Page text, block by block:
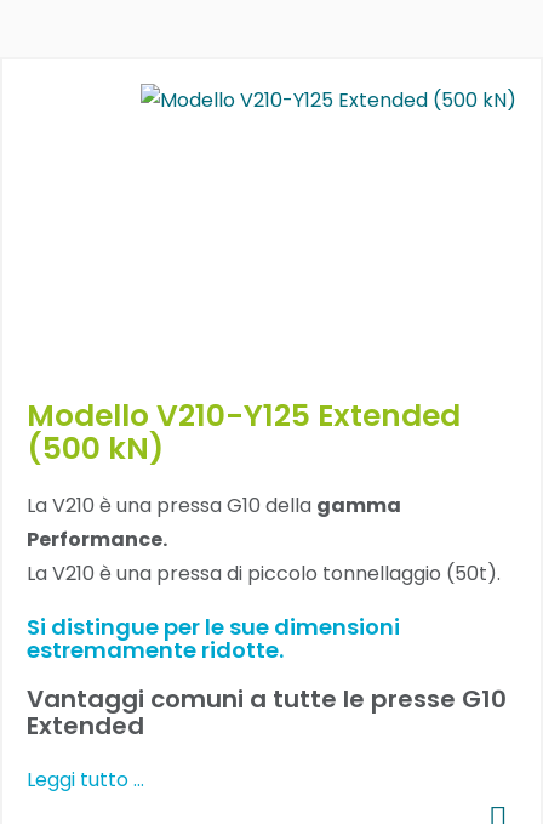
Modello V210-Y125 Extended
(500 kN)
La V210 è una pressa G10 della gamma
Performance.
La V210 è una pressa di piccolo tonnellaggio (50t).
Si distingue per le sue dimensioni
estremamente ridotte.
Vantaggi comuni a tutte le presse G10
Extended
Leggi tutto …